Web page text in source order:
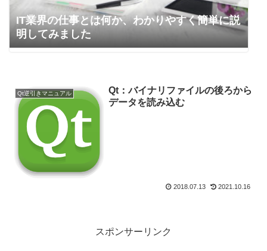
IT業界の仕事とは何か、わかりやすく簡単に説
明してみました
Qt逆引きマニュアル
Qt：バイナリファイルの後ろから
データを読み込む
2018.07.13 2021.10.16
スポンサーリンク